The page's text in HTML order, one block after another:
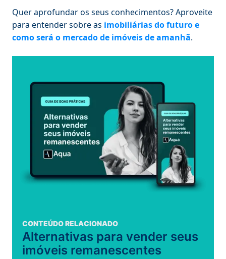
Quer aprofundar os seus conhecimentos? Aproveite
para entender sobre as imobiliárias do futuro e
como será o mercado de imóveis de amanhã.
CONTEÚDO RELACIONADO
Alternativas para vender seus
imóveis remanescentes